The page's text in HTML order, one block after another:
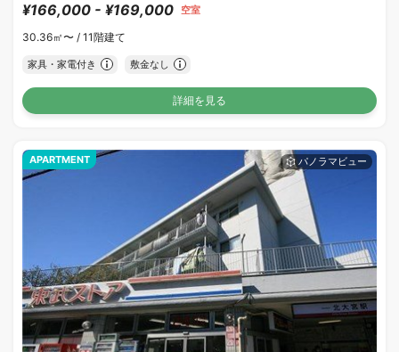
¥166,000 - ¥169,000 空室
30.36㎡〜 / 11階建て
家具・家電付き 敷金なし
詳細を見る
APARTMENT